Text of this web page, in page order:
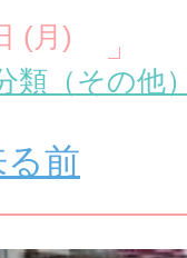
(月)
類（その他
前